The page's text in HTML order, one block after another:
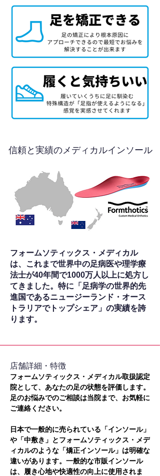
信頼と実績のメディカルインソール
フォームソティックス・メディカル
は、これまで世界中の足病医や理学療
法士が40年間で1000万人以上に処方し
てきました。特に「足病学の世界的先
進国であるニュージーランド・オース
トラリアでトップシェア」の実績を誇
ります。
​店舗詳細・特徴
フォームソティックス・メディカル取扱認定
院として、あなたの足の状態を評価します。
足のお悩みでのご相談は当院まで、お気軽に
ご連絡ください。
日本で一般的に売られている「インソール」
や「中敷き」とフォームソティックス・メデ
ィカルのような「矯正インソール」は明確な
違いがあります。一般的な市販インソール
は、履き心地や快適性の向上に使用されま